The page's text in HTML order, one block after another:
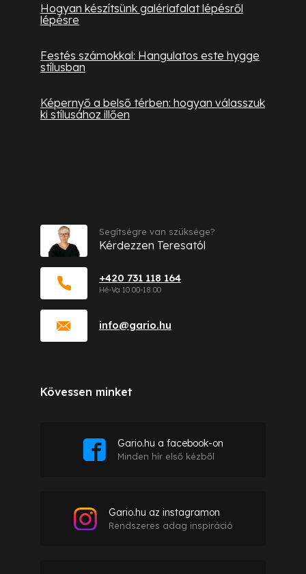
Hogyan készítsünk galériafalat lépésről
lépésre
Festés számokkal: Hangulatos este hygge
stílusban
Képernyő a belső térben: hogyan válasszuk
ki stílusához illően
info@gario.hu
+420 731 118 164
Segítségre van szüksége?
Kérdezzen Teresatól
Kövessen minket
Gario.hu a facebook-on
Minden hír első kézből
Gario.hu az instagramon
Rendszeres adag inspiráció